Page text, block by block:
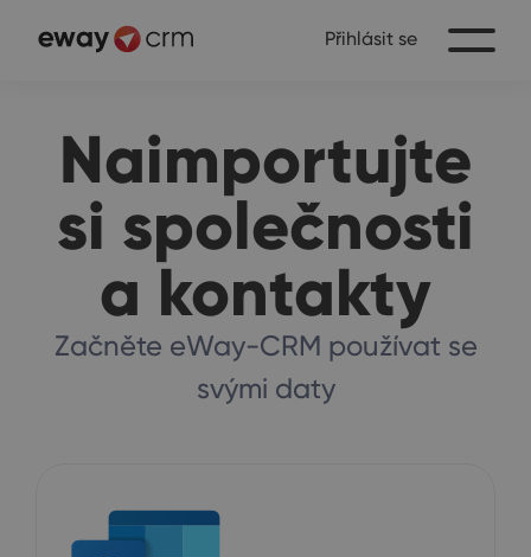
Přihlásit se
Naimportujte
si společnosti
a kontakty
Začněte eWay-CRM používat se
svými daty